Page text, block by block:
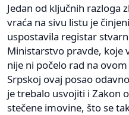
Jedan od ključnih razloga
vraća na sivu listu je
uspostavila registar
Ministarstvo pravde, koje
nije ni počelo rad na
Srpskoj ovaj posao
je trebalo usvojiti i Zakon
stečene imovine, što se